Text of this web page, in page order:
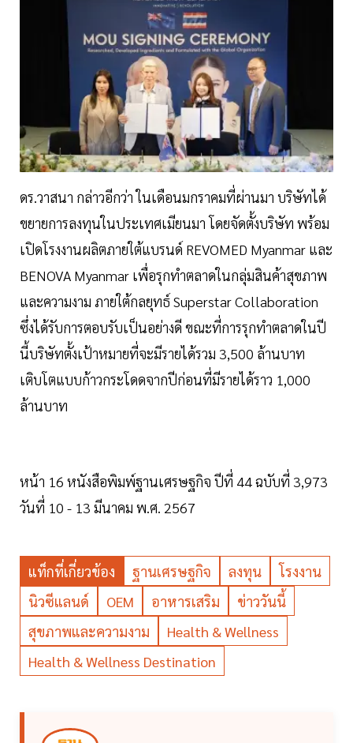
ดร.วาสนา กล่าวอีกว่า ในเดือนมกราคมที่ผ่านมา บริษัทได้
ขยายการลงทุนในประเทศเมียนมา โดยจัดตั้งบริษัท พร้อม
เปิดโรงงานผลิตภายใต้แบรนด์ REVOMED Myanmar และ
BENOVA Myanmar เพื่อรุกทำตลาดในกลุ่มสินค้าสุขภาพ
และความงาม ภายใต้กลยุทธ์ Superstar Collaboration
ซึ่งได้รับการตอบรับเป็นอย่างดี ขณะที่การรุกทำตลาดในปี
นี้บริษัทตั้งเป้าหมายที่จะมีรายได้รวม 3,500 ล้านบาท
เติบโตแบบก้าวกระโดดจากปีก่อนที่มีรายได้ราว 1,000
ล้านบาท
หน้า 16 หนังสือพิมพ์ฐานเศรษฐกิจ ปีที่ 44 ฉบับที่ 3,973
วันที่ 10 - 13 มีนาคม พ.ศ. 2567
แท็กที่เกี่ยวข้อง ฐานเศรษฐกิจ ลงทุน
โรงงาน
นิวซีแลนด์
OEM อาหารเสริม
ข่าววันนี้
สุขภาพและความงาม
Health & Wellness
Health & Wellness Destination